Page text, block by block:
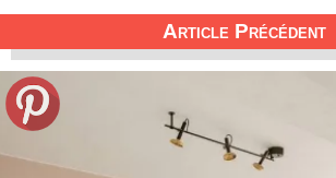
Article Précédent